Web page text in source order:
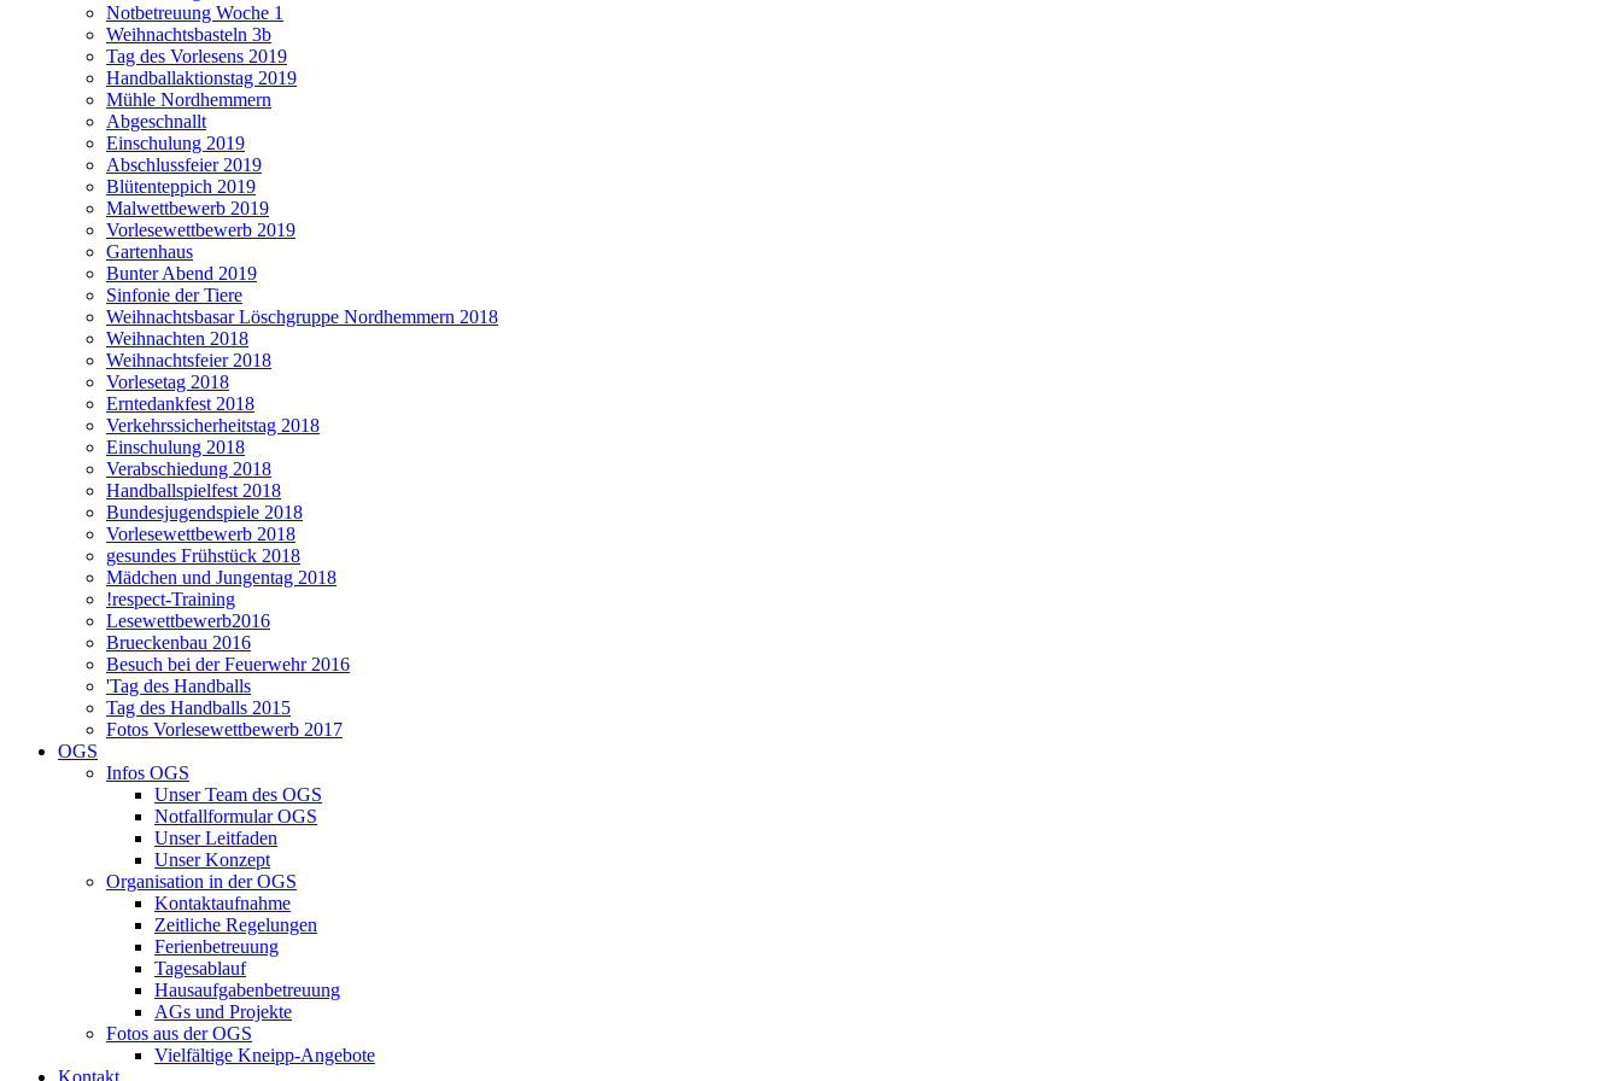
Notbetreuung Woche 1
Weihnachtsbasteln 3b
Tag des Vorlesens 2019
Handballaktionstag 2019
Mühle Nordhemmern
Abgeschnallt
Einschulung 2019
Abschlussfeier 2019
Blütenteppich 2019
Malwettbewerb 2019
Vorlesewettbewerb 2019
Gartenhaus
Bunter Abend 2019
Sinfonie der Tiere
Weihnachtsbasar Löschgruppe Nordhemmern 2018
Weihnachten 2018
Weihnachtsfeier 2018
Vorlesetag 2018
Erntedankfest 2018
Verkehrssicherheitstag 2018
Einschulung 2018
Verabschiedung 2018
Handballspielfest 2018
Bundesjugendspiele 2018
Vorlesewettbewerb 2018
gesundes Frühstück 2018
Mädchen und Jungentag 2018
!respect-Training
Lesewettbewerb2016
Brueckenbau 2016
Besuch bei der Feuerwehr 2016
'Tag des Handballs
Tag des Handballs 2015
Fotos Vorlesewettbewerb 2017
OGS
Infos OGS
Unser Team des OGS
Notfallformular OGS
Unser Leitfaden
Unser Konzept
Organisation in der OGS
Kontaktaufnahme
Zeitliche Regelungen
Ferienbetreuung
Tagesablauf
Hausaufgabenbetreuung
AGs und Projekte
Fotos aus der OGS
Vielfältige Kneipp-Angebote
Kontakt